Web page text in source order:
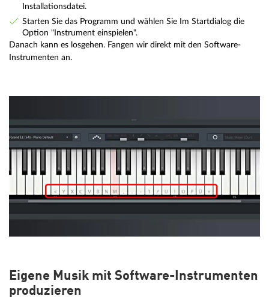
Installationsdatei.
Starten Sie das Programm und wählen Sie Im Startdialog die
Option "Instrument einspielen".
Danach kann es losgehen. Fangen wir direkt mit den Software-
Instrumenten an.
Eigene Musik mit Software-Instrumenten
produzieren